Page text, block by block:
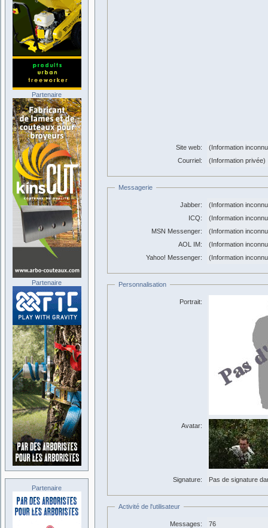
Site web:
(Information
Courriel:
(Information privée)
Messagerie
Jabber:
(Information
ICQ:
(Information
MSN Messenger:
(Information
AOL IM:
(Information
Yahoo! Messenger:
(Information
Personnalisation
Portrait:
Avatar:
Signature: Pas de signature
Activité de l'utilisateur
Messages:
76
Partenaire
Partenaire
Partenaire